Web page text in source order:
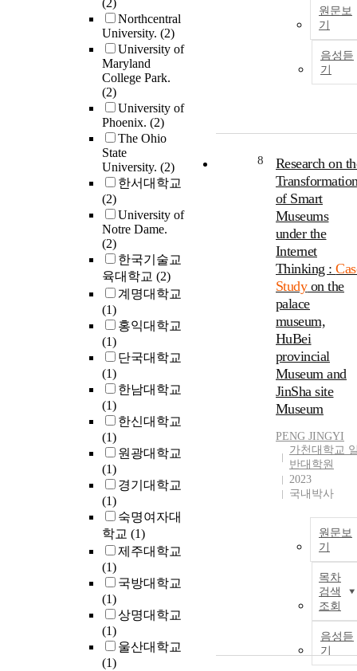
(2)
Northcentral
University. (2)
University of
Maryland
College Park.
(2)
University of
Phoenix. (2)
The Ohio
State
University. (2)
한서대학교
(2)
University of
Notre Dame.
(2)
한국기술교
육대학교 (2)
계명대학교
(1)
홍익대학교
(1)
단국대학교
(1)
한남대학교
(1)
한신대학교
(1)
원광대학교
(1)
경기대학교
(1)
숙명여자대
학교 (1)
제주대학교
(1)
국방대학교
(1)
상명대학교
(1)
울산대학교
(1)
원문보
기
음성듣
기
8
Research on
of Smart
Museums
under the
Internet
Thinking :
Studyon the
palace
museum,
HuBei
provincial
Museum and
JinSha site
Museum
PENG JINGYI
가천대학교
반대학원
2023
국내박사
원문보
기
목차
검색
조회
음성듣
기